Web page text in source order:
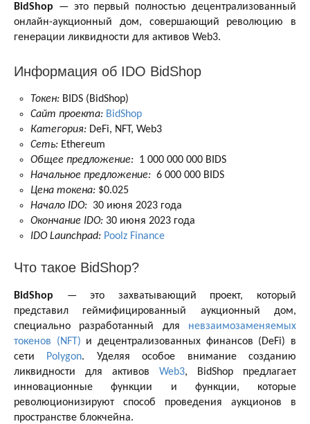
BidShop — это первый полностью децентрализованный
онлайн-аукционный дом, совершающий революцию в
генерации ликвидности для активов Web3.
Информация об IDO BidShop
Токен: BIDS (BidShop)
Сайт проекта: BidShop
Категория: DeFi, NFT, Web3
Сеть: Ethereum
Общее предложение: 1 000 000 000 BIDS
Начальное предложение: 6 000 000 BIDS
Цена токена: $0.025
Начало IDO: 30 июня 2023 года
Окончание IDO: 30 июня 2023 года
IDO Launchpad: Poolz Finance
Что такое BidShop?
BidShop — это захватывающий проект, который
представил геймифицированный аукционный дом,
специально разработанный для невзаимозаменяемых
токенов (NFT) и децентрализованных финансов (DeFi) в
сети Polygon. Уделяя особое внимание созданию
ликвидности для активов Web3, BidShop предлагает
инновационные функции и функции, которые
революционизируют способ проведения аукционов в
пространстве блокчейна.